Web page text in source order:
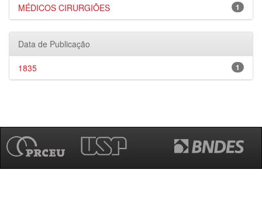
1
MÉDICOS CIRURGIÕES
Data de Publicação
1
1835